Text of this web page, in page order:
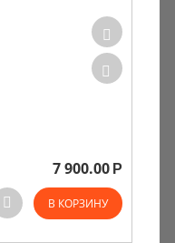
7 900.00 Р
В КОРЗИНУ